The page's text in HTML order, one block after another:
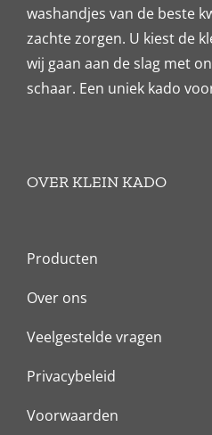
washandjes van de beste
zachte zorgen. U kiest de
wij gaan aan de slag met
schaar. Een uniek kado
OVER KLEIN KADO
Producten
Over ons
Veelgestelde vragen
Privacybeleid
Voorwaarden